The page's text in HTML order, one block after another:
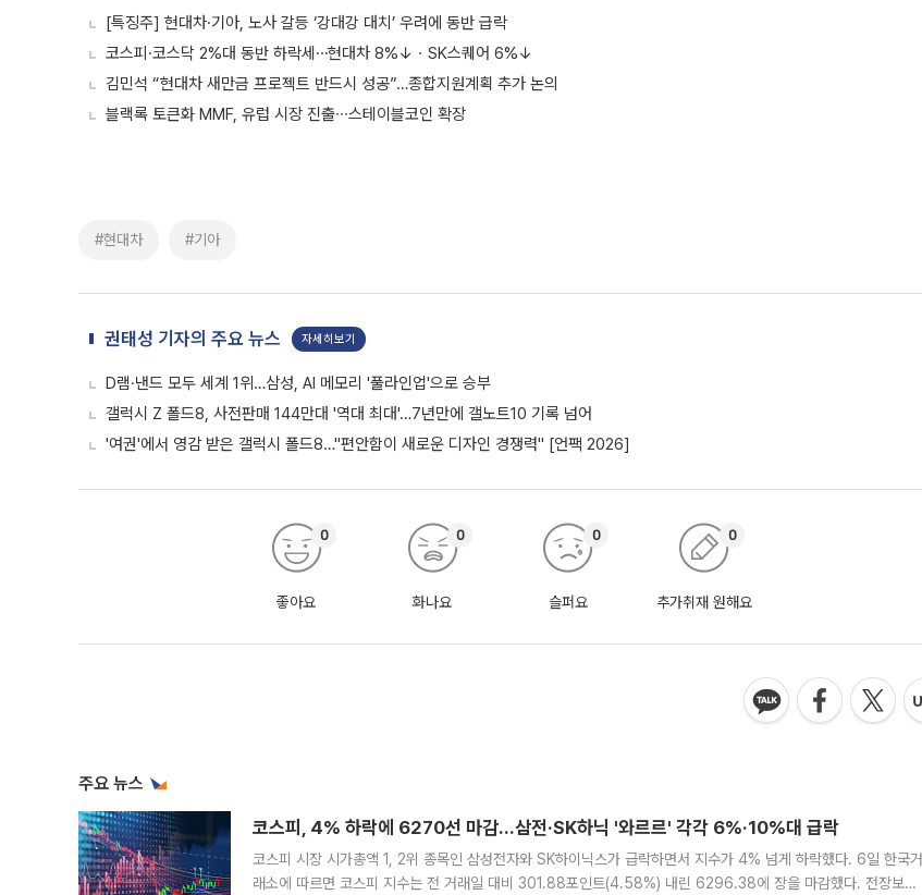
[특징주] 현대차·기아, 노사 갈등 ‘강대강 대치’ 우려에 동반 급락
코스피·코스닥 2%대 동반 하락세⋯현대차 8%↓ㆍSK스퀘어 6%↓
김민석 “현대차 새만금 프로젝트 반드시 성공”…종합지원계획 추가 논의
블랙록 토큰화 MMF, 유럽 시장 진출∙∙∙스테이블코인 확장
#현대차 #기아
권태성 기자의 주요 뉴스 자세히보기
D램·낸드 모두 세계 1위…삼성, AI 메모리 '풀라인업'으로 승부
갤럭시 Z 폴드8, 사전판매 144만대 '역대 최대'…7년만에 갤노트10 기록 넘어
'여권'에서 영감 받은 갤럭시 폴드8…"편안함이 새로운 디자인 경쟁력" [언팩 2026]
좋아요
0
화나요
0
슬퍼요
0
추가취재 원해요
0
주요 뉴스
코스피, 4% 하락에 6270선 마감…삼전·SK하닉 '와르르' 각각 6%·10%대 급락
코스피 시장 시가총액 1, 2위 종목인 삼성전자와 SK하이닉스가 급락하면서 지수가 4% 넘게 하락했다. 6일 한국거
래소에 따르면 코스피 지수는 전 거래일 대비 301.88포인트(4.58%) 내린 6296.38에 장을 마감했다. 전장보다